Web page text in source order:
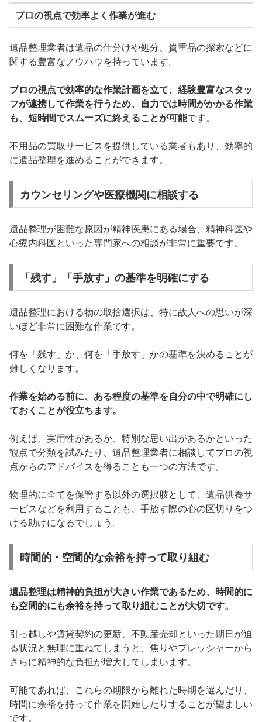
プロの視点で効率よく作業が進む
遺品整理業者は遺品の仕分けや処分、貴重品の探索などに
関する豊富なノウハウを持っています。
プロの視点で効率的な作業計画を立て、経験豊富なスタッ
フが連携して作業を行うため、自力では時間がかかる作業
も、短時間でスムーズに終えることが可能です。
不用品の買取サービスを提供している業者もあり、効率的
に遺品整理を進めることができます。
カウンセリングや医療機関に相談する
遺品整理が困難な原因が精神疾患にある場合、精神科医や
心療内科医といった専門家への相談が非常に重要です。
「残す」「手放す」の基準を明確にする
遺品整理における物の取捨選択は、特に故人への思いが深
いほど非常に困難な作業です。
何を「残す」か、何を「手放す」かの基準を決めることが
難しくなります。
作業を始める前に、ある程度の基準を自分の中で明確にし
ておくことが役立ちます。
例えば、実用性があるか、特別な思い出があるかといった
観点で分類を試みたり、遺品整理業者に相談してプロの視
点からのアドバイスを得ることも一つの方法です。
物理的に全てを保管する以外の選択肢として、遺品供養サ
ービスなどを利用することも、手放す際の心の区切りをつ
ける助けになるでしょう。
時間的・空間的な余裕を持って取り組む
遺品整理は精神的負担が大きい作業であるため、時間的に
も空間的にも余裕を持って取り組むことが大切です。
引っ越しや賃貸契約の更新、不動産売却といった期日が迫
る状況と無理に重ねてしまうと、焦りやプレッシャーから
さらに精神的な負担が増大してしまいます。
可能であれば、これらの期限から離れた時期を選んだり、
時間に余裕を持って作業を開始したりすることが望ましい
です。